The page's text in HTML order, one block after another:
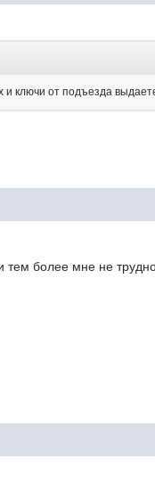
ключи от подъезда
тем более мне не